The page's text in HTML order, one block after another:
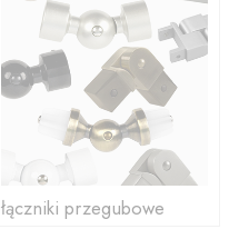
łączniki przegubowe